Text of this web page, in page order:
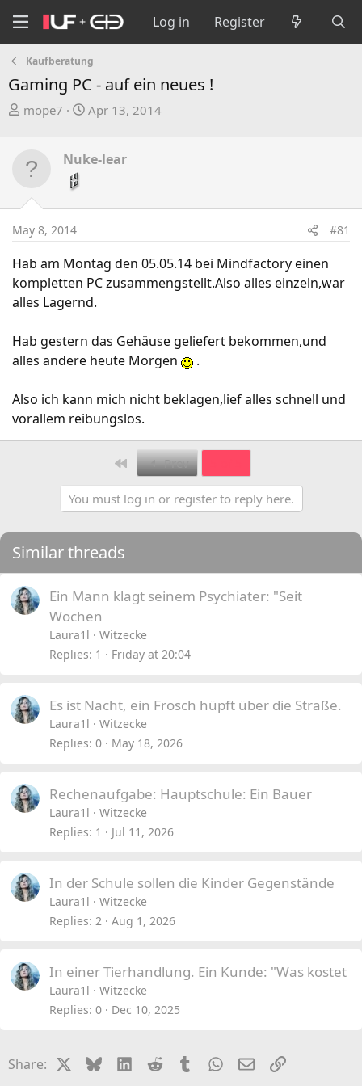
Log in Register
Kaufberatung
Gaming PC - auf ein neues !
T
e
d
t
r
t
e
mope7
S
r
Apr 13, 2014
Nuke-lear
May 8, 2014 #81
Hab am Montag den 05.05.14 bei Mindfactory einen
kompletten PC zusammengstellt.Also alles einzeln,war
alles Lagernd.
Hab gestern das Gehäuse geliefert bekommen,und
alles andere heute Morgen
.
Also ich kann mich nicht beklagen,lief alles schnell und
vorallem reibungslos.
First Prev
You must log in or register to reply here.
Similar threads
Ein Mann klagt seinem Psychiater: "Seit
Wochen
Laura1l
Witzecke
Replies 1 Friday at 20:04
Es ist Nacht, ein Frosch hüpft über die Straße.
Laura1l
Witzecke
Replies 0 May 18, 2026
Rechenaufgabe: Hauptschule: Ein Bauer
Laura1l
Witzecke
Replies 1 Jul 11, 2026
In der Schule sollen die Kinder Gegenstände
Laura1l
Witzecke
Replies 2 Aug 1, 2026
In einer Tierhandlung. Ein Kunde: "Was kostet
Laura1l
Witzecke
Replies 0 Dec 10, 2025
Share: BlueskyLinkedIn
Reddit TumblrWhatsApp
EmailLink